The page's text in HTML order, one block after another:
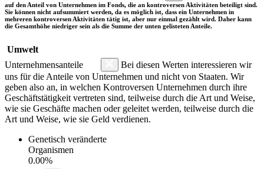
auf den Anteil von Unternehmen im Fonds, die an kontroversen Aktivitäten beteiligt sind.
Sie können nicht aufsummiert werden, da es möglich ist, dass ein Unternehmen in
mehreren kontroversen Aktivitäten tätig ist, aber nur einmal gezählt wird. Daher kann
die Gesamthöhe niedriger sein als die Summe der unten gelisteten Anteile.
Umwelt
Unternehmensanteile
Bei diesen Werten interessieren wir
uns für die Anteile von Unternehmen und nicht von Staaten. Wir
geben also an, in welchen Kontroversen Unternehmen durch ihre
Geschäftstätigkeit vertreten sind, teilweise durch die Art und Weise,
wie sie Geschäfte machen oder geleitet werden, teilweise durch die
Art und Weise, wie sie Geld verdienen.
Genetisch veränderte
Organismen
0.00%